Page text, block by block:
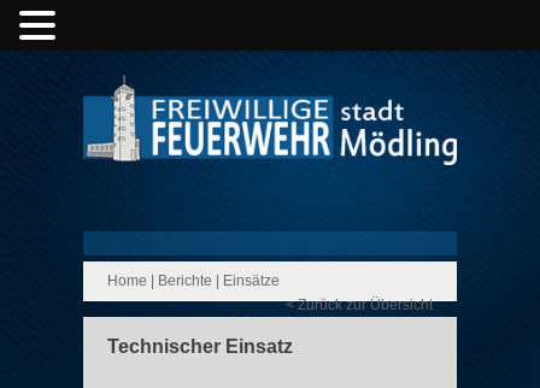
Home Berichte
Einsätze
< Zurück zur Übersicht
Technischer Einsatz